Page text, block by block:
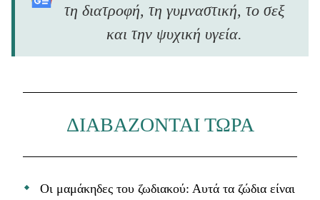
τη διατροφή, τη γυμναστική, το σεξ
και την ψυχική υγεία.
ΔΙΑΒΑΖΟΝΤΑΙ ΤΩΡΑ
Οι μαμάκηδες του ζωδιακού: Αυτά τα ζώδια είναι